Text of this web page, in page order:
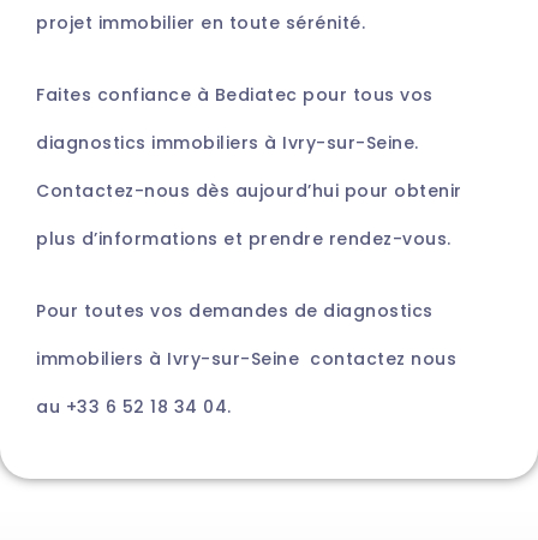
projet immobilier en toute sérénité.
Faites confiance à Bediatec pour tous vos
diagnostics immobiliers à Ivry-sur-Seine.
Contactez-nous dès aujourd’hui pour obtenir
plus d’informations et prendre rendez-vous.
Pour toutes vos demandes de diagnostics
immobiliers à Ivry-sur-Seine contactez nous
au +33 6 52 18 34 04.